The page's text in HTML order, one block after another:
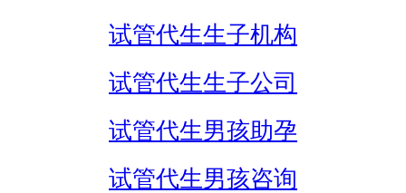
试管代生生子机构
试管代生生子公司
试管代生男孩助孕
试管代生男孩咨询